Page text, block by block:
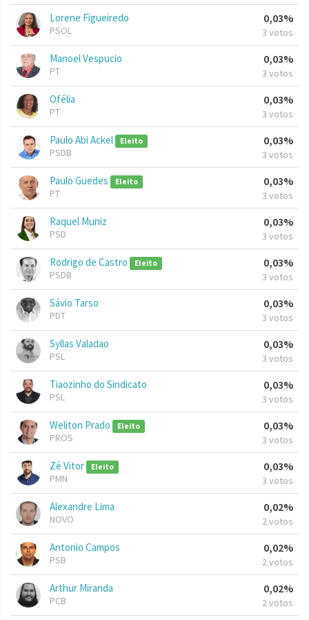
Lorene Figueiredo
PSOL
0,03%
3 votos
Manoel Vespucio
PT
0,03%
3 votos
Ofélia
PT
0,03%
3 votos
Paulo Abi Ackel Eleito
PSDB
0,03%
3 votos
Paulo Guedes Eleito
PT
0,03%
3 votos
Raquel Muniz
PSD
0,03%
3 votos
Rodrigo de Castro Eleito
PSDB
0,03%
3 votos
Sávio Tarso
PDT
0,03%
3 votos
Syllas Valadao
PSL
0,03%
3 votos
Tiaozinho do Sindicato
PSL
0,03%
3 votos
Weliton Prado Eleito
PROS
0,03%
3 votos
Zé Vitor Eleito
PMN
0,03%
3 votos
Alexandre Lima
NOVO
0,02%
2 votos
Antonio Campos
PSB
0,02%
2 votos
Arthur Miranda
PCB
0,02%
2 votos